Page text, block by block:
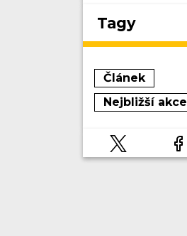
Tagy
Článek
Nejbližší akce